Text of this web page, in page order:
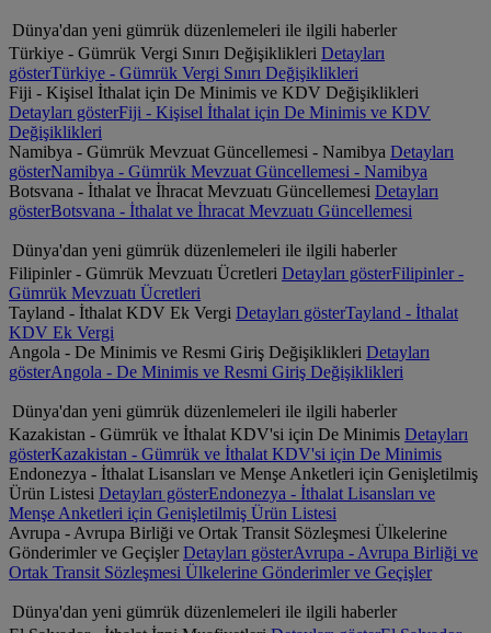
Dünya'dan yeni gümrük düzenlemeleri ile ilgili haberler
Türkiye - Gümrük Vergi Sınırı Değişiklikleri Detayları
gösterTürkiye - Gümrük Vergi Sınırı Değişiklikleri
Fiji - Kişisel İthalat için De Minimis ve KDV Değişiklikleri
Detayları gösterFiji - Kişisel İthalat için De Minimis ve KDV
Değişiklikleri
Namibya - Gümrük Mevzuat Güncellemesi - Namibya Detayları
gösterNamibya - Gümrük Mevzuat Güncellemesi - Namibya
Botsvana - İthalat ve İhracat Mevzuatı Güncellemesi Detayları
gösterBotsvana - İthalat ve İhracat Mevzuatı Güncellemesi
Dünya'dan yeni gümrük düzenlemeleri ile ilgili haberler
Filipinler - Gümrük Mevzuatı Ücretleri Detayları gösterFilipinler -
Gümrük Mevzuatı Ücretleri
Tayland - İthalat KDV Ek Vergi Detayları gösterTayland - İthalat
KDV Ek Vergi
Angola - De Minimis ve Resmi Giriş Değişiklikleri Detayları
gösterAngola - De Minimis ve Resmi Giriş Değişiklikleri
Dünya'dan yeni gümrük düzenlemeleri ile ilgili haberler
Kazakistan - Gümrük ve İthalat KDV'si için De Minimis Detayları
gösterKazakistan - Gümrük ve İthalat KDV'si için De Minimis
Endonezya - İthalat Lisansları ve Menşe Anketleri için Genişletilmiş
Ürün Listesi Detayları gösterEndonezya - İthalat Lisansları ve
Menşe Anketleri için Genişletilmiş Ürün Listesi
Avrupa - Avrupa Birliği ve Ortak Transit Sözleşmesi Ülkelerine
Gönderimler ve GeçişlerDetayları gösterAvrupa - Avrupa Birliği ve
Ortak Transit Sözleşmesi Ülkelerine Gönderimler ve Geçişler
Dünya'dan yeni gümrük düzenlemeleri ile ilgili haberler